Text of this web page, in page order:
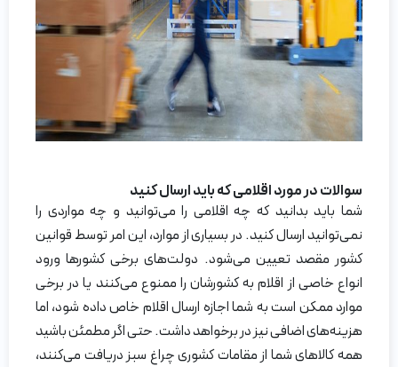
سوالات در مورد اقلامی که باید ارسال کنید
شما باید بدانید که چه اقلامی را می‌توانید و چه مواردی را
نمی‌توانید ارسال کنید. در بسیاری از موارد، این امر توسط قوانین
کشور مقصد تعیین می‌شود. دولت‌های برخی کشورها ورود
انواع خاصی از اقلام به کشورشان را ممنوع می‌کنند یا در برخی
موارد ممکن است به شما اجازه ارسال اقلام خاص داده شود، اما
هزینه‌های اضافی نیز در برخواهد داشت. حتی اگر مطمئن باشید
همه کالاهای شما از مقامات کشوری چراغ سبز دریافت می‌کنند،